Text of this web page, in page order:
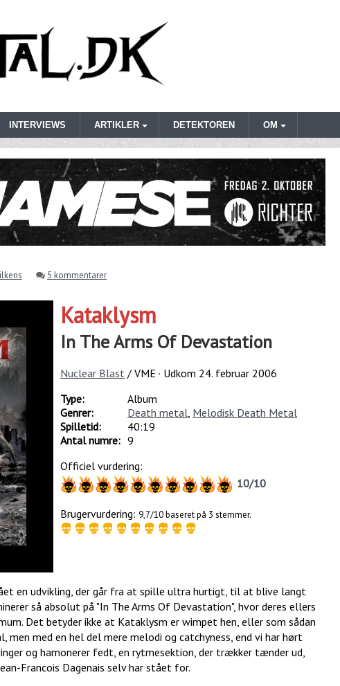
INTERVIEWS ARTIKLER DETEKTOREN OM
5 kommentarer
Kataklysm
In The Arms Of Devastation
Nuclear Blast / VME · Udkom 24. februar 2006
Type:
Album
Genrer:
Death metal, Melodisk Death Metal
Spilletid:
40:19
Antal numre: 9
Officiel vurdering:
10/10
Brugervurdering: 9,7/10 baseret på 3 stemmer.
en udvikling, der går fra at spille ultra hurtigt, til at blive langt
så absolut på "In The Arms Of Devastation", hvor deres ellers
Det betyder ikke at Kataklysm er wimpet hen, eller som sådan
med en hel del mere melodi og catchyness, end vi har hørt
og hamonerer fedt, en rytmesektion, der trækker tænder ud,
Francois Dagenais selv har stået for.